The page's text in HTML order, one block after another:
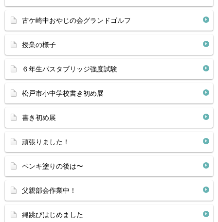
古ケ崎中おやじの会グランドゴルフ
授業の様子
６年生パスタブリッジ強度試験
松戸市小中学校書き初め展
書き初め展
頑張りました！
ペンキ塗りの後は〜
父親部会作業中！
縄跳びはじめました